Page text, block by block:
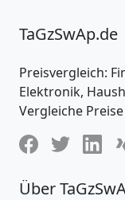
TaGzSwAp.de
Preisvergleich:
Elektronik,
Vergleiche
Über